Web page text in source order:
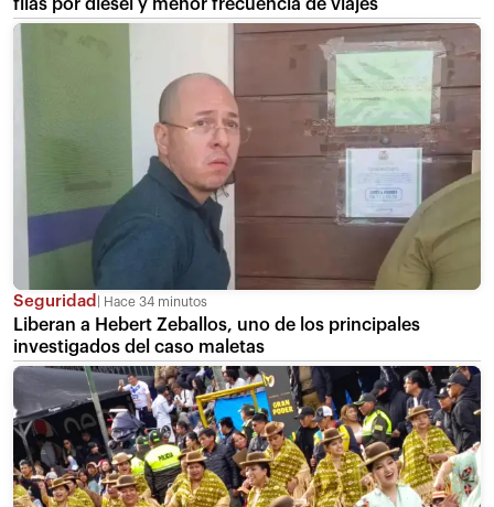
filas por diésel y menor frecuencia de viajes
Seguridad Hace 34 minutos
Liberan a Hebert Zeballos, uno de los principales
investigados del caso maletas